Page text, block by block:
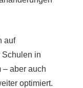
auf
Schulen in
– aber auch
optimiert.